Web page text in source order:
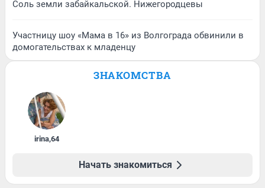
Соль земли забайкальской. Нижегородцевы
Участницу шоу «Мама в 16» из Волгограда обвинили в
домогательствах к младенцу
ЗНАКОМСТВА
irina,64
Начать знакомиться